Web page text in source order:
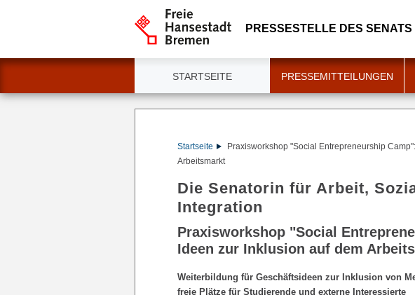
PRESSESTELLE DES SENATS
STARTSEITE PRESSEMITTEILUNGEN
Startseite
Praxisworkshop "Social Entrepreneurship
Arbeitsmarkt
Die Senatorin für Arbeit,
Integration
Praxisworkshop "Social
Ideen zur Inklusion auf dem
Weiterbildung für Geschäftsideen zur Inklusion von
freie Plätze für Studierende und externe Interessierte